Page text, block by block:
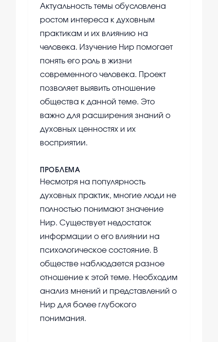
Актуальность темы обусловлена
ростом интереса к духовным
практикам и их влиянию на
человека. Изучение Нир помогает
понять его роль в жизни
современного человека. Проект
позволяет выявить отношение
общества к данной теме. Это
важно для расширения знаний о
духовных ценностях и их
восприятии.
ПРОБЛЕМА
Несмотря на популярность
духовных практик, многие люди не
полностью понимают значение
Нир. Существует недостаток
информации о его влиянии на
психологическое состояние. В
обществе наблюдается разное
отношение к этой теме. Необходим
анализ мнений и представлений о
Нир для более глубокого
понимания.